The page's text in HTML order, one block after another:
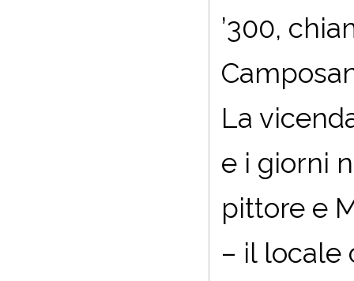
’300,
La
e i giorni
pittore e
– il locale